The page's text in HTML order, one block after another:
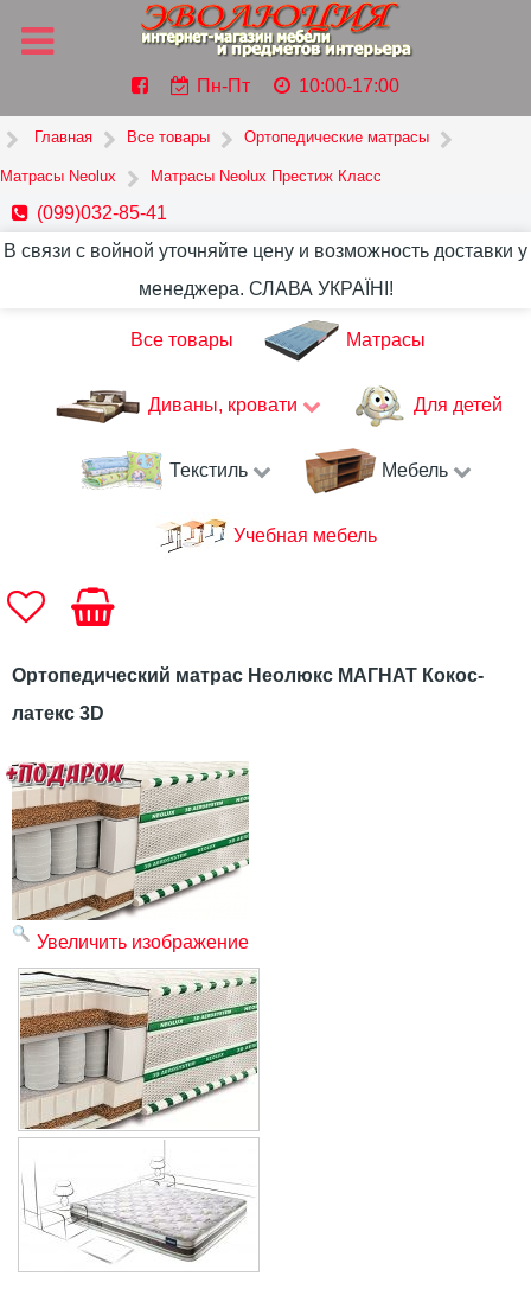
Пн-Пт 10:00-17:00
Главная Все товары Ортопедические матрасы
Матрасы Neolux Матрасы Neolux Престиж Класс
(099)032-85-41
В связи с войной уточняйте цену и возможность доставки у
менеджера. СЛАВА УКРАЇНІ!
Все товары Матрасы
Диваны, кровати Для детей
Текстиль Мебель
Учебная мебель
Ортопедический матрас Неолюкс МАГНАТ Кокос-
латекс 3D
Увеличить изображение